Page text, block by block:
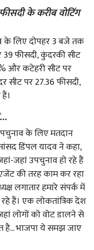
के करीब वोटिंग
के लिए दोपहर 3 बजे तक
फीसदी, कुंदरकी सीट
और कटेहरी सीट पर
सीट पर 27.36 फीसदी,
के लिए मतदान
डिंपल यादव ने कहा,
जहां उपचुनाव हो रहे हैं
की तरह काम कर रहा
लगातार हमारे संपर्क में
हैं। एक लोकतांत्रिक देश
लोगों को वोट डालने से
है... भाजपा ये समझ जाए